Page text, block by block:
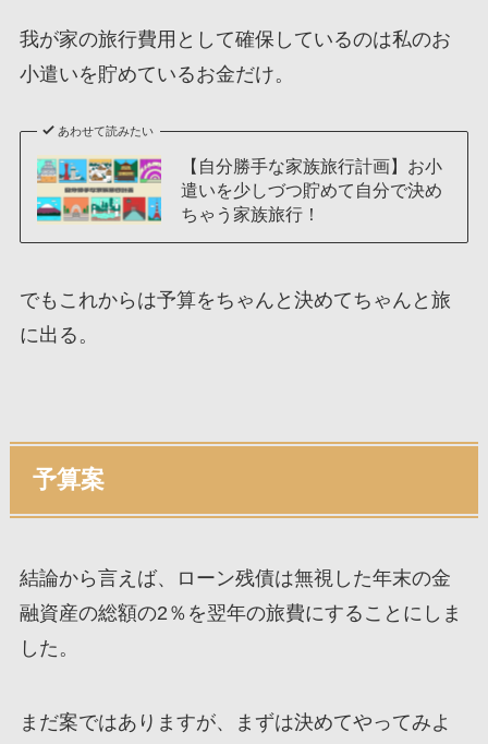
我が家の旅行費用として確保しているのは私のお
小遣いを貯めているお金だけ。
あわせて読みたい
【自分勝手な家族旅行計画】お小
遣いを少しづつ貯めて自分で決め
ちゃう家族旅行！
でもこれからは予算をちゃんと決めてちゃんと旅
に出る。
予算案
結論から言えば、ローン残債は無視した年末の金
融資産の総額の2％を翌年の旅費にすることにしま
した。
まだ案ではありますが、まずは決めてやってみよ